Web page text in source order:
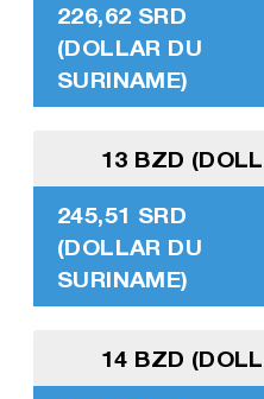
226,62 SRD
(DOLLAR DU
SURINAME)
13 BZD
245,51 SRD
(DOLLAR DU
SURINAME)
14 BZD